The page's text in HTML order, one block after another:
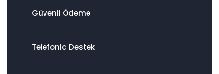
Güvenli Ödeme
Telefonla Destek